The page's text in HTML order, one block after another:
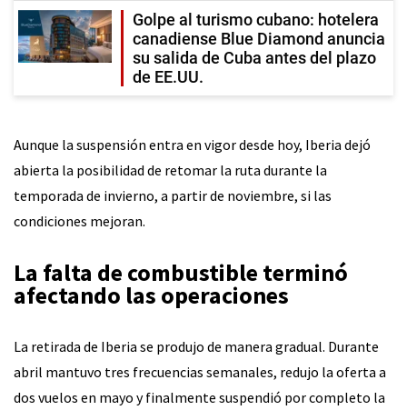
Golpe al turismo cubano: hotelera
canadiense Blue Diamond anuncia
su salida de Cuba antes del plazo
de EE.UU.
Aunque la suspensión entra en vigor desde hoy, Iberia dejó
abierta la posibilidad de retomar la ruta durante la
temporada de invierno, a partir de noviembre, si las
condiciones mejoran.
La falta de combustible terminó
afectando las operaciones
La retirada de Iberia se produjo de manera gradual. Durante
abril mantuvo tres frecuencias semanales, redujo la oferta a
dos vuelos en mayo y finalmente suspendió por completo la